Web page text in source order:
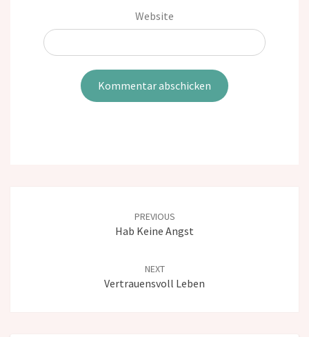
Website
PREVIOUS
Hab Keine Angst
NEXT
Vertrauensvoll Leben